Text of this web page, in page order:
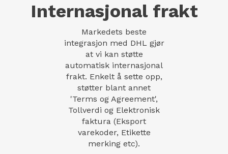
Internasjonal frakt
Markedets beste
integrasjon med DHL gjør
at vi kan støtte
automatisk internasjonal
frakt. Enkelt å sette opp,
støtter blant annet
'Terms og Agreement',
Tollverdi og Elektronisk
faktura (Eksport
varekoder, Etikette
merking etc).